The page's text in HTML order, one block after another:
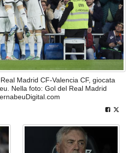
Madrid CF-Valencia CF, giocata
Nella foto: Gol del Real Madrid